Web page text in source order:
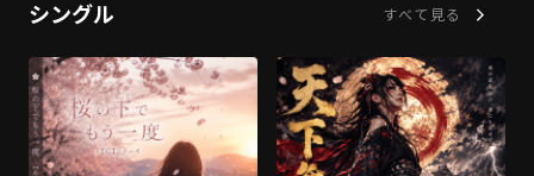
シングル すべて見る